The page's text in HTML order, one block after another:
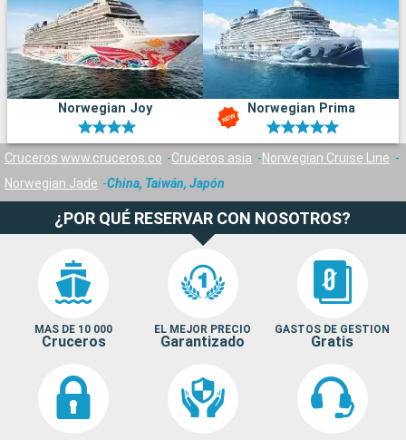
Norwegian Joy Norwegian Prima
Cruceros www.cruceros.co Cruceros asia
Norwegian Cruise Line
Norwegian Jade
China, Taiwán, Japón
¿POR QUÉ RESERVAR CON NOSOTROS?
MAS DE 10 000
Cruceros
EL MEJOR PRECIO
Garantizado
GASTOS DE GESTION
Gratis